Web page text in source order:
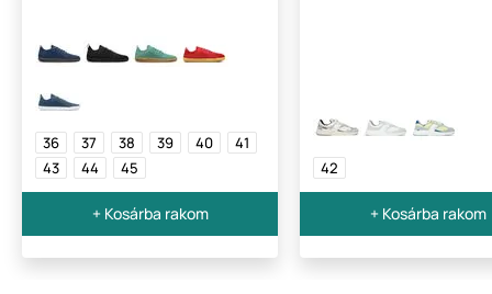
36 37 38 39 40
41
43
44 45
+ Kosárba rakom
42
+ Kosárba rakom